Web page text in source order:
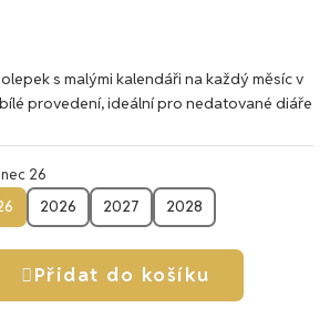
s malými kalendáři na každý měsíc v
provedení, ideální pro nedatované diáře
26
2026 2027 2028
Přidat do košíku